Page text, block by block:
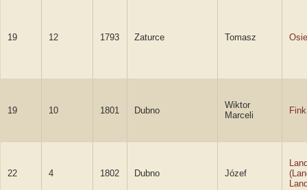
19 12 1793 Zaturce Tomasz
19 10 1801 Dubno
Wiktor
Marceli
Fink
22 4 1802 Dubno Józef